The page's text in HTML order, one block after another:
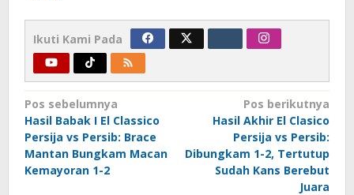
Ikuti Kami Pada
Navigasi
pos
Pos sebelumnya
Hasil Babak I El Classico
Persija vs Persib: Brace
Mantan Bungkam Macan
Kemayoran 1-2
Pos berikutnya
Hasil Akhir El Clasico
Persija vs Persib:
Dibungkam 1-2, Tertutup
Sudah Kans Berebut
Juara